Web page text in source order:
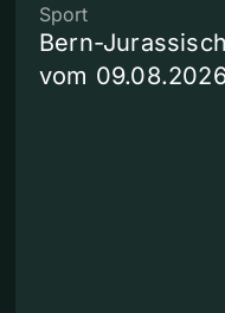
Sport
Bern-
vom